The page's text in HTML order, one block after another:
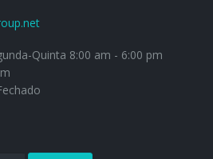
Quinta 8:00 am - 6:00 pm